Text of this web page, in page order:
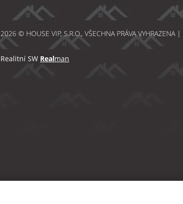
2026 © HOUSE VIP, S.R.O., VŠECHNA PRÁVA VYHRAZENA |
Realitní SW Realman